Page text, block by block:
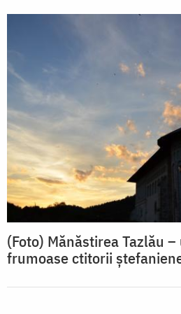
(Foto) Mănăstirea Tazlău
frumoase ctitorii